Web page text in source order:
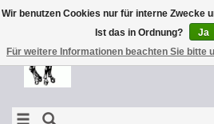
Wir benutzen Cookies nur für interne Zwecke
Ist das in Ordnung?
Ja
Für weitere Informationen beachten Sie bitte